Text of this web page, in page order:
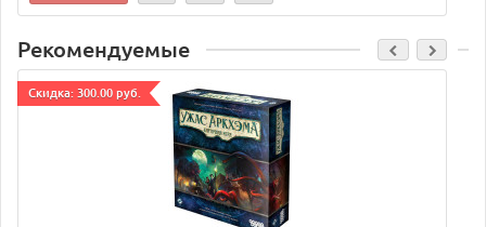
Рекомендуемые
Cкидка: 300.00 руб.